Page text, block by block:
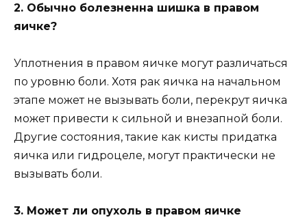
2. Обычно болезненна шишка в правом
яичке?
Уплотнения в правом яичке могут различаться
по уровню боли. Хотя рак яичка на начальном
этапе может не вызывать боли, перекрут яичка
может привести к сильной и внезапной боли.
Другие состояния, такие как кисты придатка
яичка или гидроцеле, могут практически не
вызывать боли.
3. Может ли опухоль в правом яичке